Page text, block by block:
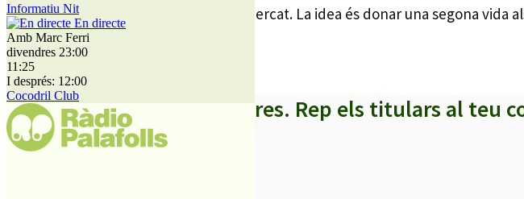
Informatiu Nit
En directe
Amb Marc Ferri
divendres 23:00
11:25
I després: 12:00
Cocodril Club
preu substancialment inferior al del mercat. La idea és donar una segona vida
A partir d’ara no et perdis res. Rep els titulars al teu